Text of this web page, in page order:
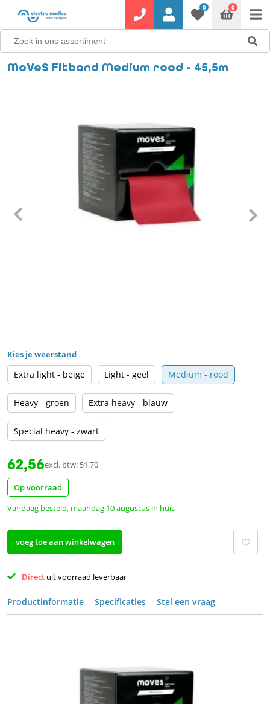
0 0
MoVeS Fitband Medium rood - 45,5m
Kies je weerstand
Extra light - beige Light - geel Medium - rood
Heavy - groen Extra heavy - blauw
Special heavy - zwart
62,56excl. btw: 51,70
Op voorraad
Vandaag besteld, maandag 10 augustus in huis
voeg toe aan winkelwagen
Direct uit voorraad leverbaar
Productinformatie Specificaties Stel een vraag